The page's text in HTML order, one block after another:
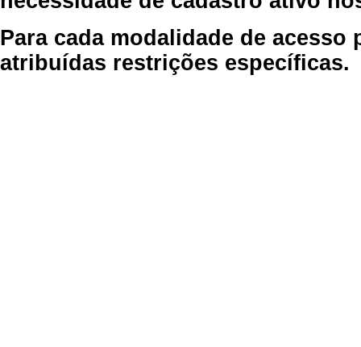
Para cada modalidade de
atribuídas restrições específicas.